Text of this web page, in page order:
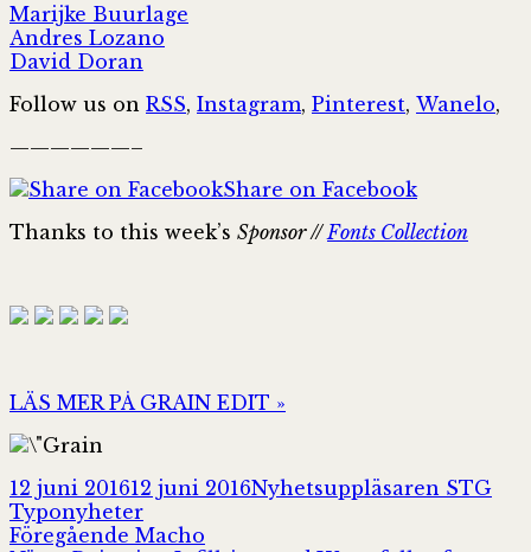
Marijke Buurlage
Andres Lozano
David Doran
Follow us on RSS, Instagram, Pinterest, Wanelo,
——————–
Share on Facebook
Thanks to this week’s Sponsor // Fonts Collection
LÄS MER PÅ GRAIN EDIT »
Postat
12 juni 201612 juni 2016Författare
Nyhetsuppläsaren STG
Typonyheter
Inläggsnavigering
Föregående Föregående
Macho